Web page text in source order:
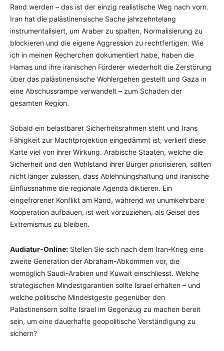
Rand werden – das ist der einzig realistische Weg nach vorn.
Iran hat die palästinensische Sache jahrzehntelang
instrumentalisiert, um Araber zu spalten, Normalisierung zu
blockieren und die eigene Aggression zu rechtfertigen. Wie
ich in meinen Recherchen dokumentiert habe, haben die
Hamas und ihre iranischen Förderer wiederholt die Zerstörung
über das palästinensische Wohlergehen gestellt und Gaza in
eine Abschussrampe verwandelt – zum Schaden der
gesamten Region.
Sobald ein belastbarer Sicherheitsrahmen steht und Irans
Fähigkeit zur Machtprojektion eingedämmt ist, verliert diese
Karte viel von ihrer Wirkung. Arabische Staaten, welche die
Sicherheit und den Wohlstand ihrer Bürger priorisieren, sollten
nicht länger zulassen, dass Ablehnungshaltung und iranische
Einflussnahme die regionale Agenda diktieren. Ein
eingefrorener Konflikt am Rand, während wir unumkehrbare
Kooperation aufbauen, ist weit vorzuziehen, als Geisel des
Extremismus zu bleiben.
Audiatur-Online: Stellen Sie sich nach dem Iran-Krieg eine
zweite Generation der Abraham-Abkommen vor, die
womöglich Saudi-Arabien und Kuwait einschliesst. Welche
strategischen Mindestgarantien sollte Israel erhalten – und
welche politische Mindestgeste gegenüber den
Palästinensern sollte Israel im Gegenzug zu machen bereit
sein, um eine dauerhafte geopolitische Verständigung zu
sichern?